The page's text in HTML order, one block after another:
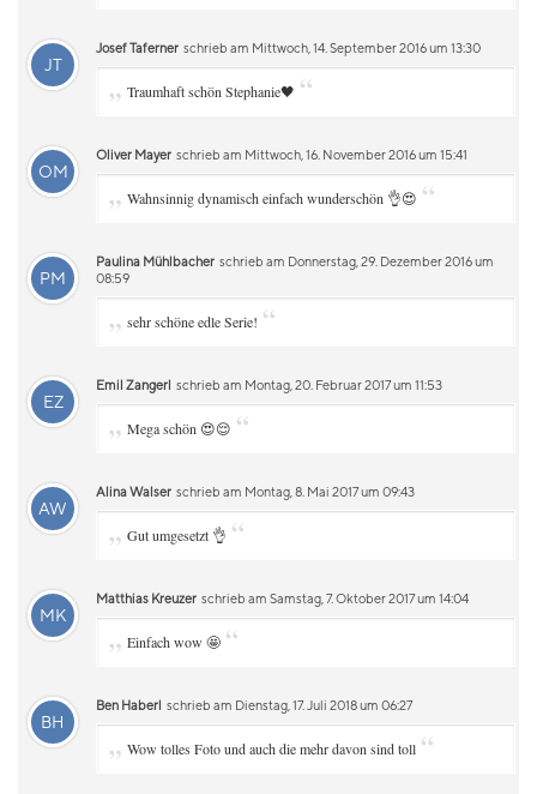
JT
Josef Taferner schrieb am Mittwoch, 14. September 2016 um 13:30
„ Traumhaft schön Stephanie🖤 “
OM
Oliver Mayer schrieb am Mittwoch, 16. November 2016 um 15:41
„ Wahnsinnig dynamisch einfach wunderschön 👌😍 “
PM
Paulina Mühlbacher schrieb am Donnerstag, 29. Dezember 2016 um
08:59
„ sehr schöne edle Serie! “
EZ
Emil Zangerl schrieb am Montag, 20. Februar 2017 um 11:53
„ Mega schön 😍😌 “
AW
Alina Walser schrieb am Montag, 8. Mai 2017 um 09:43
„ Gut umgesetzt 👌 “
MK
Matthias Kreuzer schrieb am Samstag, 7. Oktober 2017 um 14:04
„ Einfach wow 🤩 “
BH
Ben Haberl schrieb am Dienstag, 17. Juli 2018 um 06:27
„ Wow tolles Foto und auch die mehr davon sind toll “